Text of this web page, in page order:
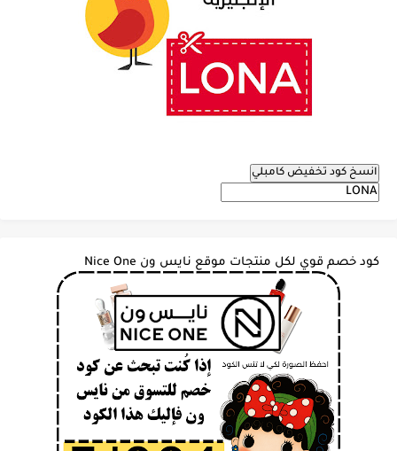
انسخ كود تخفيض كامبلي
كود خصم قوي لكل منتجات موقع نايس ون Nice One